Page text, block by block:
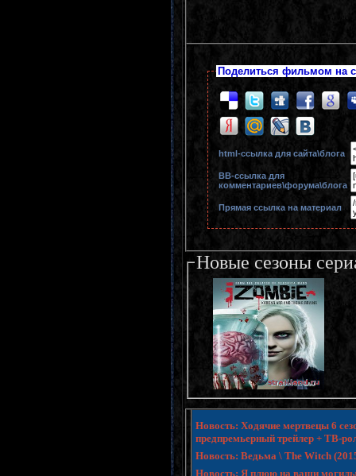
Поделиться фильмом на
html-cсылка для сайта\блога
BB-cсылка для
комментариев\форума\блога
Прямая ссылка на материал
Новые сезоны
Новость: Ходячие мертвецы 6
предпремьерный трейлер + ТВ-
Новость: Ведьма \ The Witch
Новость: Я плюю на ваши